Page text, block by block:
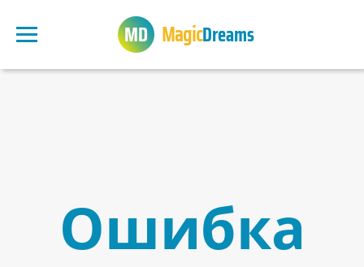
MagicDreams
Ошибка